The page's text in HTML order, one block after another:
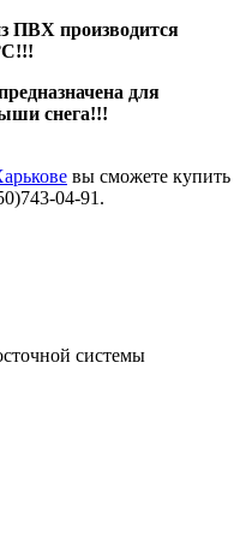
ПВХ производится
для
снега!!!
вы сможете купить
04-91.
системы